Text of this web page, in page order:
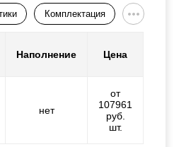
Комплектация
Наполнение Цена
нет
от
107961
руб.
шт.